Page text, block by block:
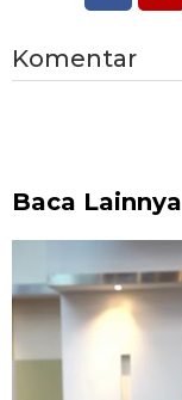
Komentar
Baca Lainnya